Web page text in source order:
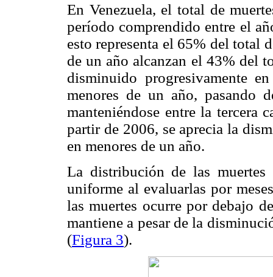
En Venezuela, el total de
período comprendido entre el
esto representa el 65% del total
de un año alcanzan el 43% del
disminuido progresivamente
menores de un año, pasando
manteniéndose entre la tercera
partir de 2006, se aprecia la
en menores de un año.
La distribución de las
uniforme al evaluarlas por
las muertes ocurre por debajo
mantiene a pesar de la
(Figura 3).